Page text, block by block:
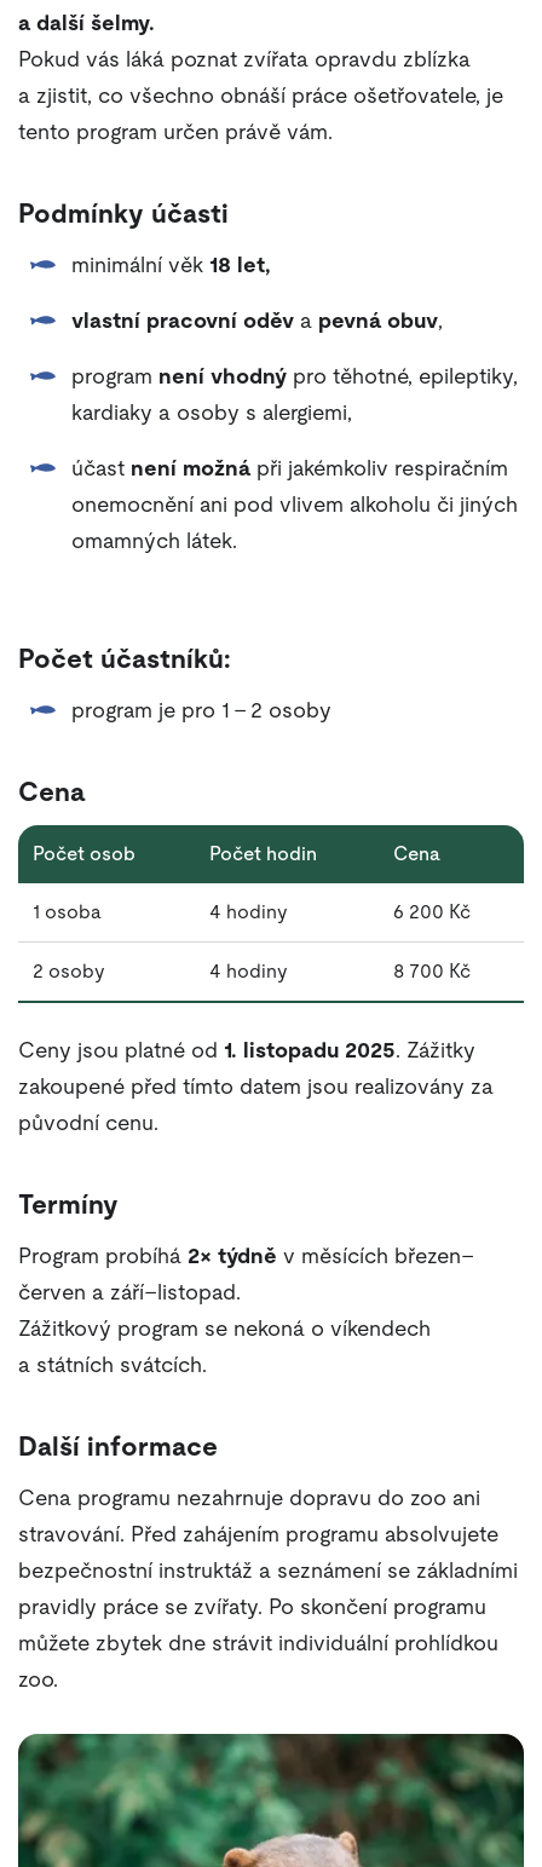
a další šelmy.
Pokud vás láká poznat zvířata opravdu zblízka
a zjistit, co všechno obnáší práce ošetřovatele, je
tento program určen právě vám.
Podmínky účasti
minimální věk 18 let,
vlastní pracovní oděv a pevná obuv,
program není vhodný pro těhotné, epileptiky,
kardiaky a osoby s alergiemi,
účast není možná při jakémkoliv respiračním
onemocnění ani pod vlivem alkoholu či jiných
omamných látek.
Počet účastníků:
program je pro 1 - 2 osoby
Cena
Počet osob Počet hodin Cena
1 osoba 4 hodiny 6 200 Kč
2 osoby 4 hodiny 8 700 Kč
Ceny jsou platné od 1. listopadu 2025. Zážitky
zakoupené před tímto datem jsou realizovány za
původní cenu.
Termíny
Program probíhá 2× týdně v měsících březen–
červen a září–listopad.
Zážitkový program se nekoná o víkendech
a státních svátcích.
Další informace
Cena programu nezahrnuje dopravu do zoo ani
stravování. Před zahájením programu absolvujete
bezpečnostní instruktáž a seznámení se základními
pravidly práce se zvířaty. Po skončení programu
můžete zbytek dne strávit individuální prohlídkou
zoo.